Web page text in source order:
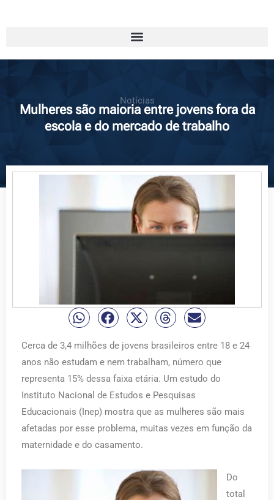
Notícias
Mulheres são maioria entre jovens fora da
escola e do mercado de trabalho
Cerca de 3,4 milhões de jovens brasileiros entre 18 e 24
anos não estudam e nem trabalham, número que
representa 15% dessa faixa etária. Um estudo do
Instituto Nacional de Estudos e Pesquisas
Educacionais (Inep) mostra que as mulheres são mais
afetadas por esse problema, muitas vezes em função da
maternidade e do casamento.
Do
total